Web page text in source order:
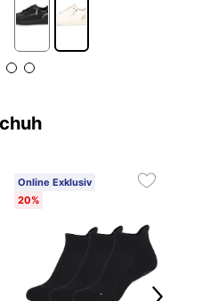
Online Exklusiv
20%